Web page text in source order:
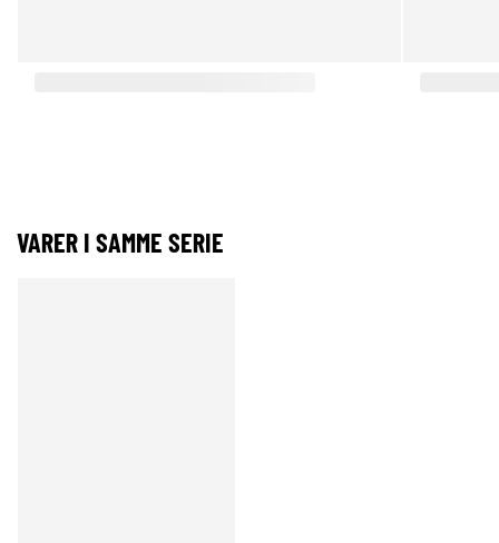
VARER I SAMME SERIE